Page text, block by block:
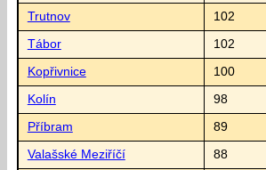
Trutnov 102
Tábor 102
Kopřivnice 100
Kolín 98
Příbram 89
Valašské Meziříčí 88